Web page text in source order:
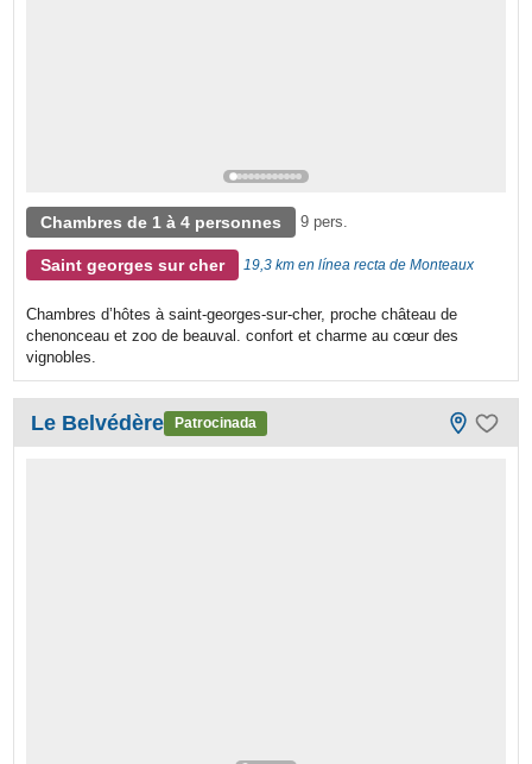
Chambres de 1 à 4 personnes 9 pers.
Saint georges sur cher 19,3 km en línea recta de Monteaux
Chambres d’hôtes à saint-georges-sur-cher, proche château de
chenonceau et zoo de beauval. confort et charme au cœur des
vignobles.
Le Belvédère Patrocinada